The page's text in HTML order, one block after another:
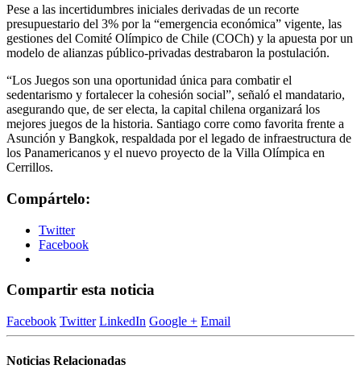
Pese a las incertidumbres iniciales derivadas de un recorte
presupuestario del 3% por la “emergencia económica” vigente, las
gestiones del Comité Olímpico de Chile (COCh) y la apuesta por un
modelo de alianzas público-privadas destrabaron la postulación.
“Los Juegos son una oportunidad única para combatir el
sedentarismo y fortalecer la cohesión social”, señaló el mandatario,
asegurando que, de ser electa, la capital chilena organizará los
mejores juegos de la historia. Santiago corre como favorita frente a
Asunción y Bangkok, respaldada por el legado de infraestructura de
los Panamericanos y el nuevo proyecto de la Villa Olímpica en
Cerrillos.
Compártelo:
Twitter
Facebook
Compartir esta noticia
Facebook Twitter LinkedIn Google + Email
Noticias Relacionadas